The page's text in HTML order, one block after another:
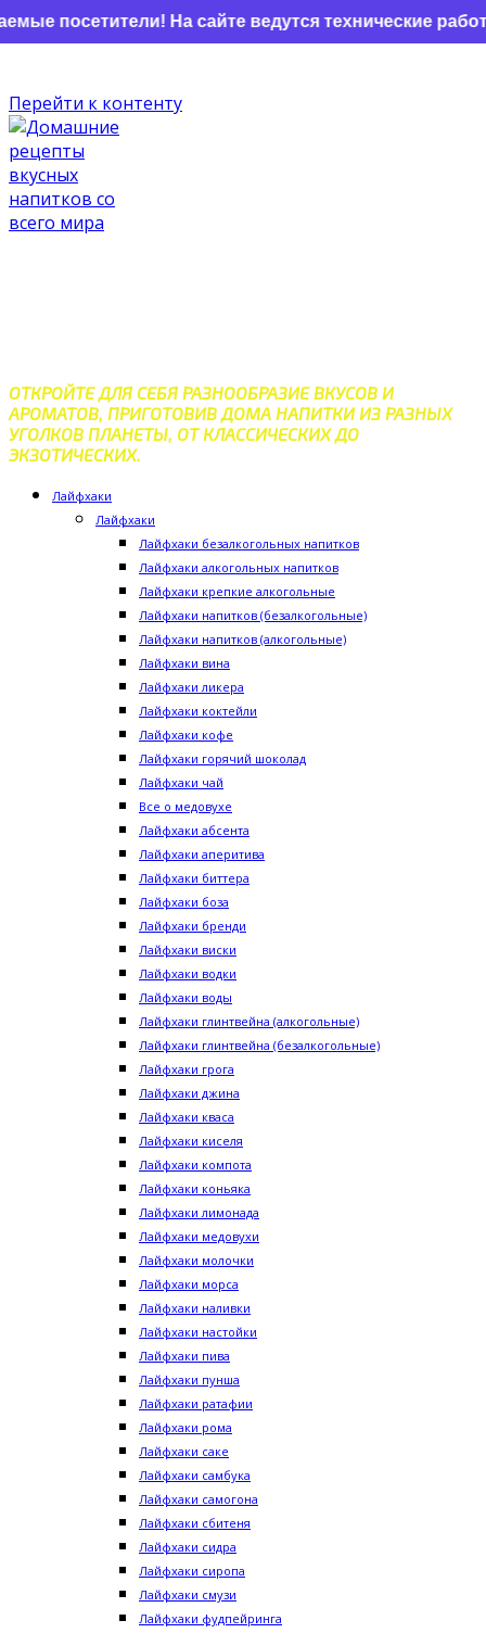
Перейти к контенту
ОТКРОЙТЕ ДЛЯ СЕБЯ РАЗНООБРАЗИЕ ВКУСОВ И
АРОМАТОВ, ПРИГОТОВИВ ДОМА НАПИТКИ ИЗ РАЗНЫХ
УГОЛКОВ ПЛАНЕТЫ, ОТ КЛАССИЧЕСКИХ ДО
ЭКЗОТИЧЕСКИХ.
Лайфхаки
Лайфхаки
Лайфхаки безалкогольных напитков
Лайфхаки алкогольных напитков
Лайфхаки крепкие алкогольные
Лайфхаки напитков (безалкогольные)
Лайфхаки напитков (алкогольные)
Лайфхаки вина
Лайфхаки ликера
Лайфхаки коктейли
Лайфхаки кофе
Лайфхаки горячий шоколад
Лайфхаки чай
Все о медовухе
Лайфхаки абсента
Лайфхаки аперитива
Лайфхаки биттера
Лайфхаки боза
Лайфхаки бренди
Лайфхаки виски
Лайфхаки водки
Лайфхаки воды
Лайфхаки глинтвейна (алкогольные)
Лайфхаки глинтвейна (безалкогольные)
Лайфхаки грога
Лайфхаки джина
Лайфхаки кваса
Лайфхаки киселя
Лайфхаки компота
Лайфхаки коньяка
Лайфхаки лимонада
Лайфхаки медовухи
Лайфхаки молочки
Лайфхаки морса
Лайфхаки наливки
Лайфхаки настойки
Лайфхаки пива
Лайфхаки пунша
Лайфхаки ратафии
Лайфхаки рома
Лайфхаки саке
Лайфхаки самбука
Лайфхаки самогона
Лайфхаки сбитеня
Лайфхаки сидра
Лайфхаки сиропа
Лайфхаки смузи
Лайфхаки фудпейринга
На сайте ведутся технические работы по